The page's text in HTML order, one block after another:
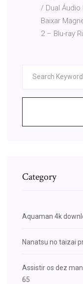
/ Dual Áudio
Baixar
2 – Blu-ray
Category
Aquaman 4k
Nanatsu no taizai
Assistir os dez
65